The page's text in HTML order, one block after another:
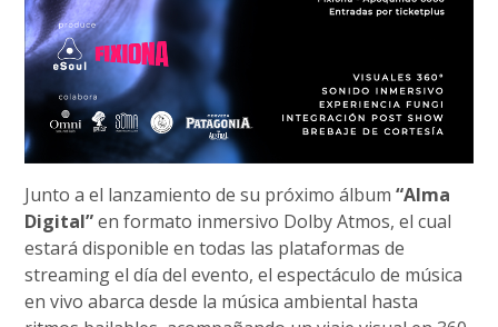
Junto a el lanzamiento de su próximo álbum“Alma
Digital”en formato inmersivo Dolby Atmos, el cual
estará disponible en todas las plataformas de
streaming el día del evento, el espectáculo de música
en vivo abarca desde la música ambiental hasta